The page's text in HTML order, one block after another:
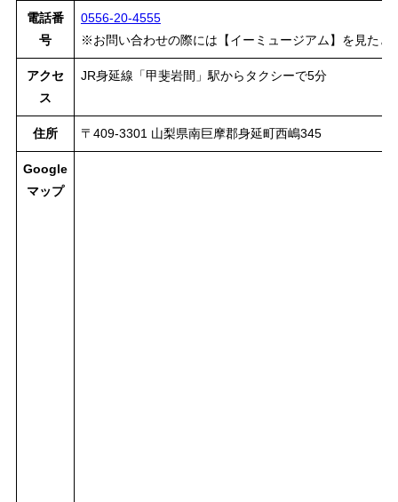
電話番
号
0556-20-4555
※お問い合わせの際には【イーミュージアム】を見たと
アクセ
ス
JR身延線「甲斐岩間」駅からタクシーで5分
住所 〒409-3301 山梨県南巨摩郡身延町西嶋345
Google
マップ